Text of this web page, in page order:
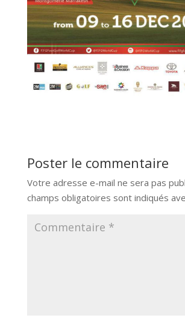
Poster le commentaire
Votre adresse e-mail ne sera pas
champs obligatoires sont indiqués